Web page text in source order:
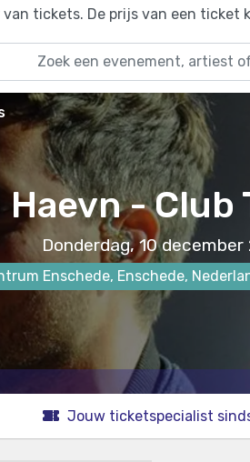
van tickets. De prijs van een
Haevn - Club
Donderdag, 10 december
Enschede, Enschede,
Jouw ticketspecialist